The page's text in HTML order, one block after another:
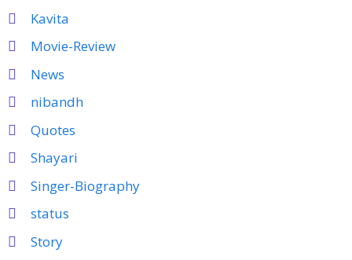
Kavita
Movie-Review
News
nibandh
Quotes
Shayari
Singer-Biography
status
Story